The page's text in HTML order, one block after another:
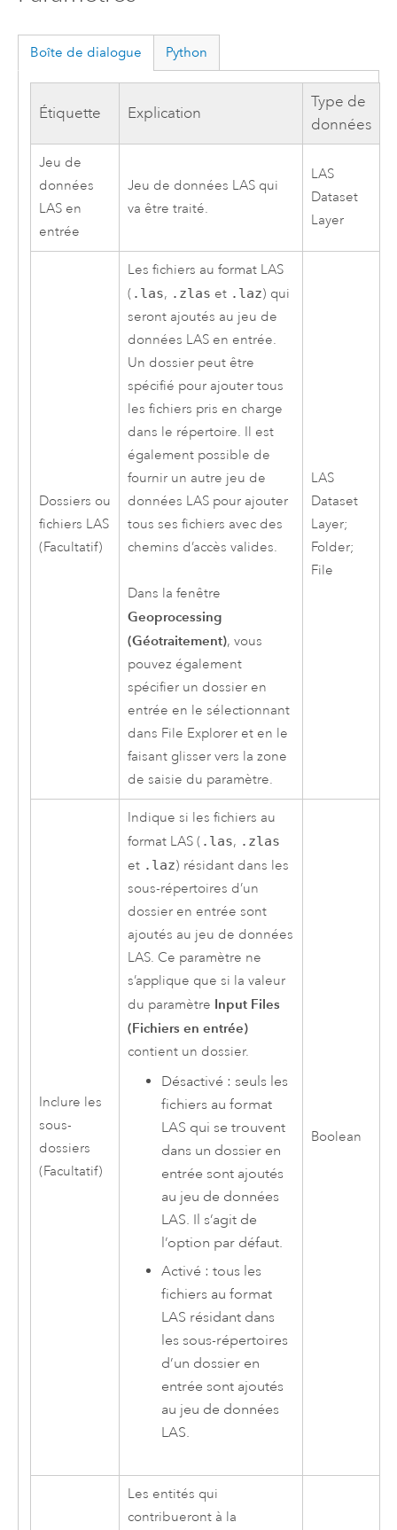
Boîte de dialogue Python
Étiquette Explication
Type de
données
Jeu de
données
LAS en
entrée
Jeu de données LAS qui
va être traité.
LAS
Dataset
Layer
Dossiers ou
fichiers LAS
(Facultatif)
Les fichiers au format LAS
( .las, .zlas et .laz) qui
seront ajoutés au jeu de
données LAS en entrée.
Un dossier peut être
spécifié pour ajouter tous
les fichiers pris en charge
dans le répertoire. Il est
également possible de
fournir un autre jeu de
données LAS pour ajouter
tous ses fichiers avec des
chemins d’accès valides.
Dans la fenêtre
Geoprocessing
(Géotraitement), vous
pouvez également
spécifier un dossier en
entrée en le sélectionnant
dans File Exploreret en le
faisant glisser vers la zone
de saisie du paramètre.
LAS
Dataset
Layer;
Folder;
File
Inclure les
sous-
dossiers
(Facultatif)
Indique si les fichiers au
format LAS ( .las, .zlas
et .laz) résidant dans les
sous-répertoires d’un
dossier en entrée sont
ajoutés au jeu de données
LAS. Ce paramètre ne
s’applique que si la valeur
du paramètre Input Files
(Fichiers en entrée)
contient un dossier.
Désactivé : seuls les
fichiers au format
LAS qui se trouvent
dans un dossier en
entrée sont ajoutés
au jeu de données
LAS. Il s’agit de
l’option par défaut.
Activé : tous les
fichiers au format
LAS résidant dans
les sous-répertoires
d’un dossier en
entrée sont ajoutés
au jeu de données
LAS.
Boolean
Les entités qui
contribueront à la